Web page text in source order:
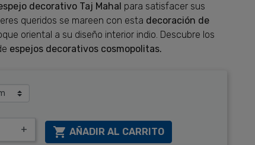
decorativo Taj Mahal para satisfacer sus
queridos se mareen con esta decoración de
oriental a su diseño interior indio. Descubre los
espejos decorativos cosmopolitas.
+  AÑADIR AL CARRITO